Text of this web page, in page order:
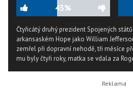
43%
Čtyřicátý druhý prezident Spojených
arkansaském Hope jako William
zemřel při dopravní nehodě, tři měsíce
mu byly čtyři roky, matka se vdala za